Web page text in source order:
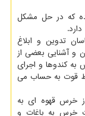
که در حل مشکل
تدوین و ابلاغ
و آشنایی بعضی از
به کندوها و اجرای
و ۰.۳۲۴ مهمترین نقاط قوت به حساب می
خرس قهوه ای به
خرس به باغات و